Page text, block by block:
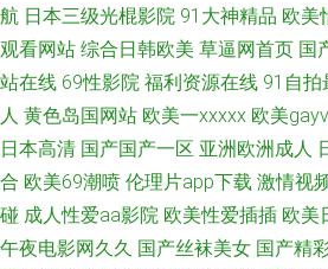
一欧美色色 91白虎免费观看 91综合在线观看
线 伦理色电影 日本A∨ 人妻伊人大香蕉 91在
久久人妻福利导航 青娱乐超碰吧 深夜AV影视
午夜性福 91炮图在线播放 www抠逼 国产传
航 日本三级光棍影院 91大神精品 欧美
观看网站 综合日韩欧美 草逼网首页 国
站在线 69性影院 福利资源在线 91自拍
人 黄色岛国网站 欧美一xxxxx 欧美gayv
日本高清 国产国产一区 亚洲欧洲成人
合 欧美69潮喷 伦理片app下载 激情视
碰 成人性爱aa影院 欧美性爱插插 欧美
午夜电影网久久 国产丝袜美女 国产精